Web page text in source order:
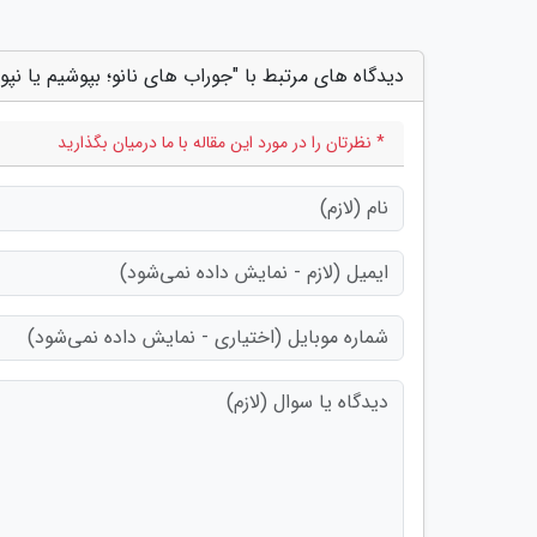
دیدگاه های مرتبط با "جوراب های نانو؛ بپوشیم یا
* نظرتان را در مورد این مقاله با ما درمیان بگذارید